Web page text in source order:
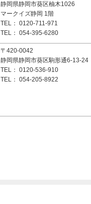
静岡県静岡市葵区柚木1026
マークイズ静岡 1階
TEL： 0120-711-971
TEL： 054-395-6280
〒420-0042
静岡県静岡市葵区駒形通6-13-24
TEL： 0120-536-910
TEL： 054-205-8922